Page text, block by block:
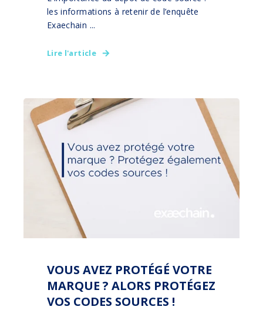
les informations à retenir de l’enquête
Exaechain ...
Lire l'article
VOUS AVEZ PROTÉGÉ VOTRE
MARQUE ? ALORS PROTÉGEZ
VOS CODES SOURCES !